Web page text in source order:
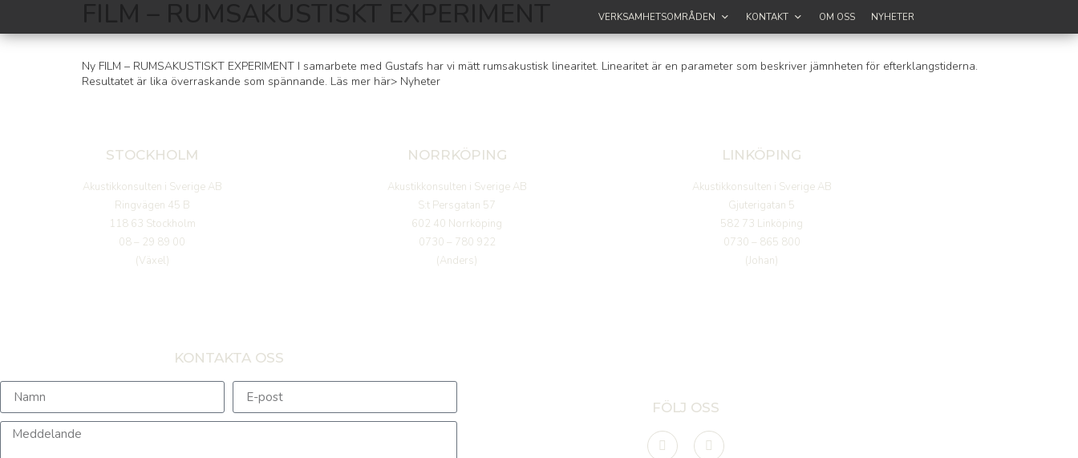
VERKSAMHETSOMRÅDEN KONTAKT OM OSS NYHETER
Ny FILM – RUMSAKUSTISKT EXPERIMENT I samarbete med Gustafs har vi mätt rumsakustisk linearitet. Linearitet är en parameter som beskriver jämnheten för efterklangstiderna.
Resultatet är lika överraskande som spännande. Läs mer här> Nyheter
STOCKHOLM
Akustikkonsulten i Sverige AB
Ringvägen 45 B
118 63 Stockholm
08 – 29 89 00
(Växel)
NORRKÖPING
Akustikkonsulten i Sverige AB
S:t Persgatan 57
602 40 Norrköping
0730 – 780 922
(Anders)
LINKÖPING
Akustikkonsulten i Sverige AB
Gjuterigatan 5
582 73 Linköping
0730 – 865 800
(Johan)
KONTAKTA OSS
FÖLJ OSS